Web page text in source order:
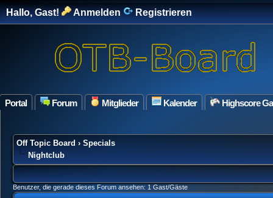
Hallo, Gast! Anmelden Registrieren
Portal Forum Mitglieder Kalender Highscore
Off Topic Board › Specials
Nightclub
Benutzer, die gerade dieses Forum ansehen: 1 Gast/Gäste